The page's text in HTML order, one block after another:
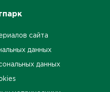
сайта
данных
данных